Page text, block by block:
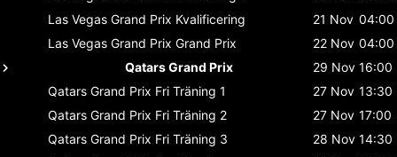
Las Vegas Grand Prix Kvalificering 21 Nov 04:00
Las Vegas Grand Prix Grand Prix 22 Nov 04:00
Qatars Grand Prix
29 Nov 16:00
Qatars Grand Prix Fri Träning 1 27 Nov 13:30
Qatars Grand Prix Fri Träning 2 27 Nov 17:00
Qatars Grand Prix Fri Träning 3 28 Nov 14:30